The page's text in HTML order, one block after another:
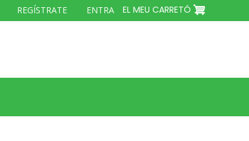
EL MEU CARRETÓ
MENÚ
DEL
REGÍSTRATE ENTRA